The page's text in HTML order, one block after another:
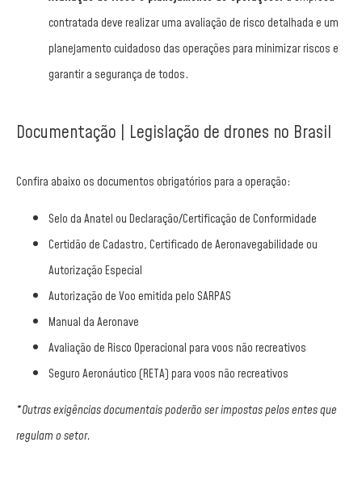
contratada deve realizar uma avaliação de risco detalhada e um
planejamento cuidadoso das operações para minimizar riscos e
garantir a segurança de todos.
Documentação | Legislação de drones no Brasil
Confira abaixo os documentos obrigatórios para a operação:
Selo da Anatel ou Declaração/Certificação de Conformidade
Certidão de Cadastro, Certificado de Aeronavegabilidade ou
Autorização Especial
Autorização de Voo emitida pelo SARPAS
Manual da Aeronave
Avaliação de Risco Operacional para voos não recreativos
Seguro Aeronáutico (RETA) para voos não recreativos
*Outras exigências documentais poderão ser impostas pelos entes que
regulam o setor.